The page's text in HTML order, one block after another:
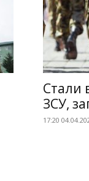
Стали
ЗСУ,
17:20